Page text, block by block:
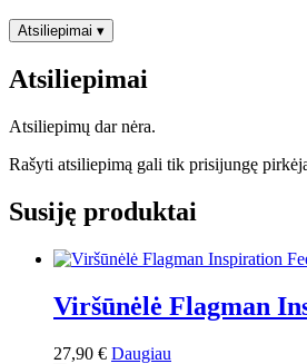
Atsiliepimai ▾
Atsiliepimai
Atsiliepimų dar nėra.
Rašyti atsiliepimą gali tik prisijungę
Susiję produktai
Viršūnėlė Flagman
27,90 € Daugiau